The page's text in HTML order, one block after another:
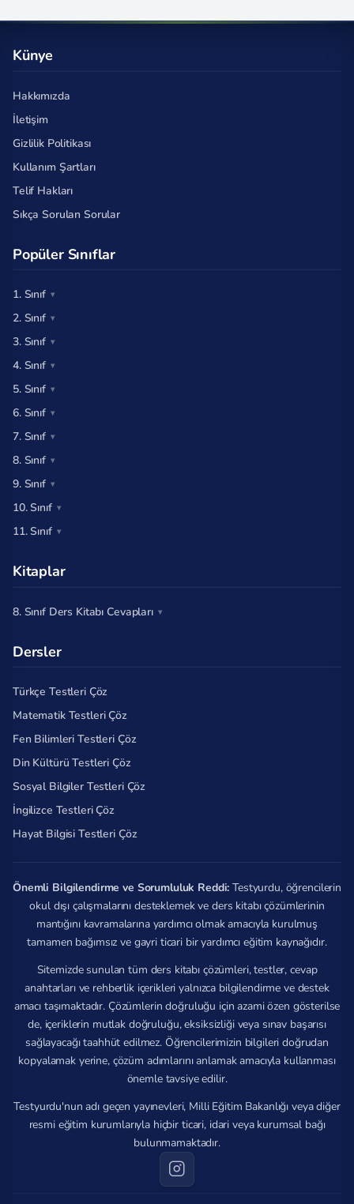
Künye
Hakkımızda
İletişim
Gizlilik Politikası
Kullanım Şartları
Telif Hakları
Sıkça Sorulan Sorular
Popüler Sınıflar
1. Sınıf
2. Sınıf
3. Sınıf
4. Sınıf
5. Sınıf
6. Sınıf
7. Sınıf
8. Sınıf
9. Sınıf
10. Sınıf
11. Sınıf
Kitaplar
8. Sınıf Ders Kitabı Cevapları
Dersler
Türkçe Testleri Çöz
Matematik Testleri Çöz
Fen Bilimleri Testleri Çöz
Din Kültürü Testleri Çöz
Sosyal Bilgiler Testleri Çöz
İngilizce Testleri Çöz
Hayat Bilgisi Testleri Çöz
Önemli Bilgilendirme ve Sorumluluk Reddi: Testyurdu, öğrencilerin
okul dışı çalışmalarını desteklemek ve ders kitabı çözümlerinin
mantığını kavramalarına yardımcı olmak amacıyla kurulmuş
tamamen bağımsız ve gayri ticari bir yardımcı eğitim kaynağıdır.
Sitemizde sunulan tüm ders kitabı çözümleri, testler, cevap
anahtarları ve rehberlik içerikleri yalnızca bilgilendirme ve destek
amacı taşımaktadır. Çözümlerin doğruluğu için azami özen gösterilse
de, içeriklerin mutlak doğruluğu, eksiksizliği veya sınav başarısı
sağlayacağı taahhüt edilmez. Öğrencilerimizin bilgileri doğrudan
kopyalamak yerine, çözüm adımlarını anlamak amacıyla kullanması
önemle tavsiye edilir.
Testyurdu'nun adı geçen yayınevleri, Milli Eğitim Bakanlığı veya diğer
resmi eğitim kurumlarıyla hiçbir ticari, idari veya kurumsal bağı
bulunmamaktadır.